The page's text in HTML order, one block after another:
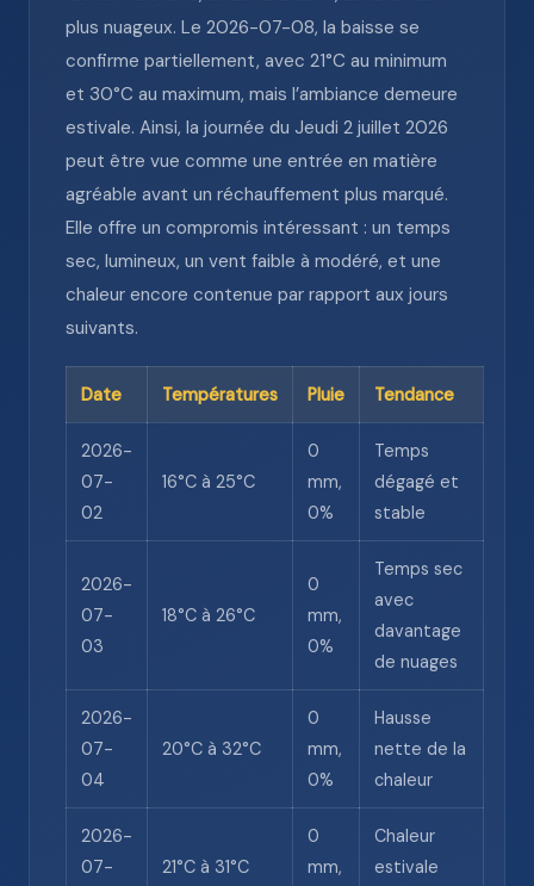
plus nuageux. Le 2026-07-08, la baisse se
confirme partiellement, avec 21°C au minimum
et 30°C au maximum, mais l’ambiance demeure
estivale. Ainsi, la journée du Jeudi 2 juillet 2026
peut être vue comme une entrée en matière
agréable avant un réchauffement plus marqué.
Elle offre un compromis intéressant : un temps
sec, lumineux, un vent faible à modéré, et une
chaleur encore contenue par rapport aux jours
suivants.
Date Températures Pluie Tendance
2026-
07-
02
16°C à 25°C
0
mm,
0%
Temps
dégagé et
stable
2026-
07-
03
18°C à 26°C
0
mm,
0%
Temps sec
avec
davantage
de nuages
2026-
07-
04
20°C à 32°C
0
mm,
0%
Hausse
nette de la
chaleur
2026-
07-
21°C à 31°C
0
mm,
Chaleur
estivale